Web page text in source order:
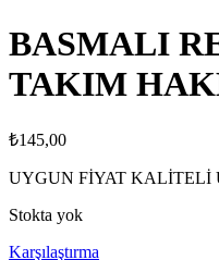
BASMALI
TAKIM
₺145,00
UYGUN FİYAT KALİTELİ
Stokta yok
Karşılaştırma